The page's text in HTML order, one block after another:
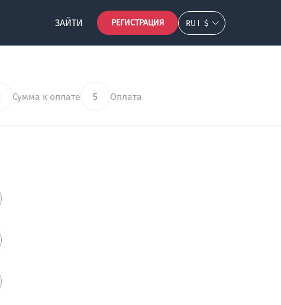
ЗАЙТИ РЕГИСТРАЦИЯ RU $
Сумма к оплате 5 Оплата